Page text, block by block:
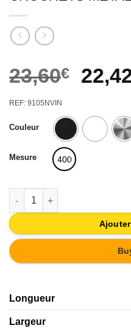
23,60€
Le
était
REF: 9105NVIN
Couleur
Mesure 400
quantité de PATERE PORTE
Longueur
Largeur